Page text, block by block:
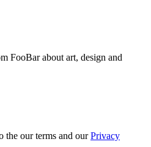
FooBar about art, design and
the our terms and ourPrivacy